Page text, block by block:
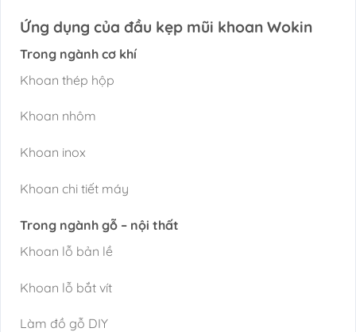
Ứng dụng của đầu kẹp mũi khoan Wokin
Trong ngành cơ khí
Khoan thép hộp
Khoan nhôm
Khoan inox
Khoan chi tiết máy
Trong ngành gỗ – nội thất
Khoan lỗ bản lề
Khoan lỗ bắt vít
Làm đồ gỗ DIY